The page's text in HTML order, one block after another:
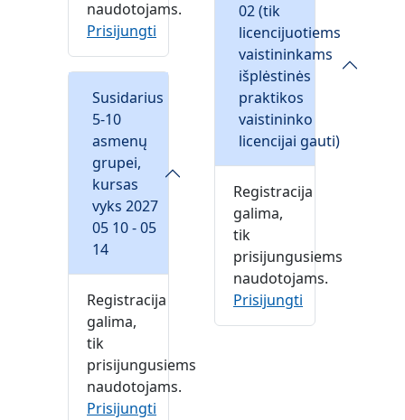
naudotojams.
Prisijungti
Susidarius
5-10
asmenų
grupei,
kursas
vyks 2027
05 10 - 05
14
Registracija
galima,
tik
prisijungusiems
naudotojams.
Prisijungti
02 (tik
licencijuotiems
vaistininkams
išplėstinės
praktikos
vaistininko
licencijai gauti)
Registracija
galima,
tik
prisijungusiems
naudotojams.
Prisijungti